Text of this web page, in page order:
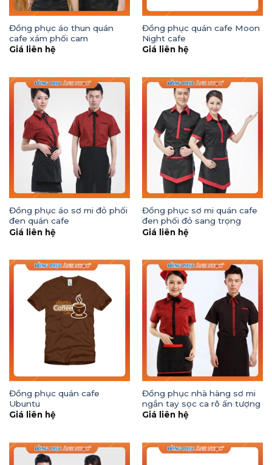
Đồng phục áo thun quán
cafe xám phối cam
Giá liên hệ
Đồng phục quán cafe Moon
Night cafe
Giá liên hệ
Đồng phục áo sơ mi đỏ phối
đen quán cafe
Giá liên hệ
Đồng phục sơ mi quán cafe
đen phối đỏ sang trọng
Giá liên hệ
Đồng phục quán cafe
Ubuntu
Giá liên hệ
Đồng phục nhà hàng sơ mi
ngắn tay sọc ca rô ấn tượng
Giá liên hệ